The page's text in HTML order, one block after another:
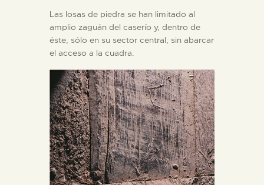
Las losas de piedra se han limitado al
amplio zaguán del caserío y, dentro de
éste, sólo en su sector central, sin abarcar
el acceso a la cuadra.